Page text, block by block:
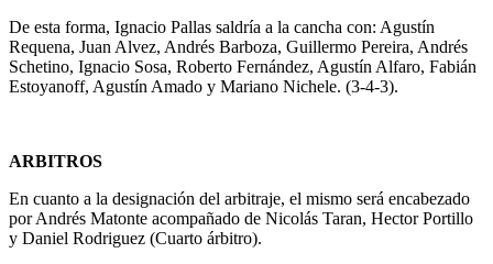
De esta forma, Ignacio Pallas saldría a la cancha con: Agustín
Requena, Juan Alvez, Andrés Barboza, Guillermo Pereira, Andrés
Schetino, Ignacio Sosa, Roberto Fernández, Agustín Alfaro, Fabián
Estoyanoff, Agustín Amado y Mariano Nichele. (3-4-3).
ARBITROS
En cuanto a la designación del arbitraje, el mismo será encabezado
por Andrés Matonte acompañado de Nicolás Taran, Hector Portillo
y Daniel Rodriguez (Cuarto árbitro).